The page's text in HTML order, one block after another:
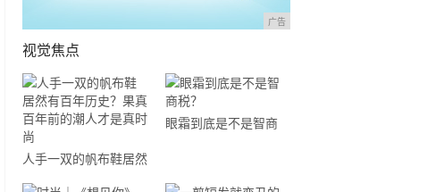
广告
视觉焦点
人手一双的帆布鞋居然
有百年历史？果真百年
眼霜到底是不是智商